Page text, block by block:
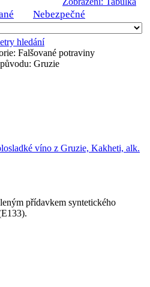
Nebezpečné
hledání
Falšované potraviny
Gruzie
víno z Gruzie, Kakheti, alk.
přídavkem syntetického